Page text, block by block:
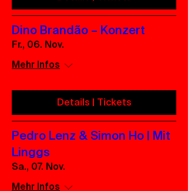
Dino Brandão – Konzert
Fr., 06. Nov.
Mehr Infos
Details | Tickets
Pedro Lenz & Simon Ho | Mit
Linggs
Sa., 07. Nov.
Mehr Infos